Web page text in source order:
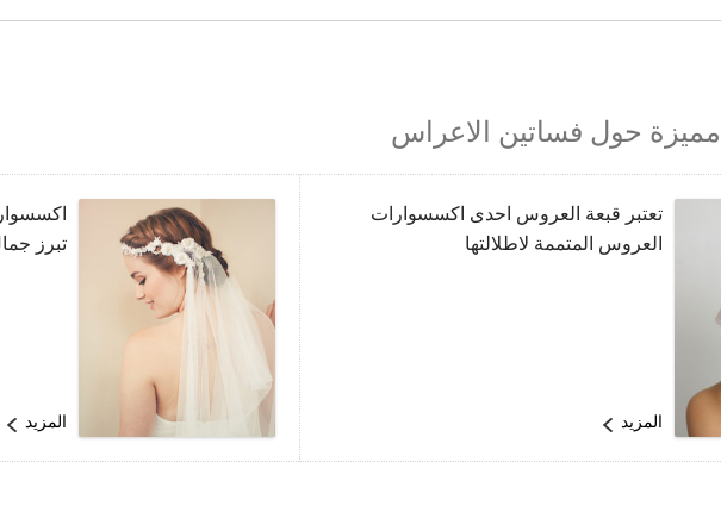
مميزة حول فساتين الاعراس
تعتبر قبعة العروس احدى اكسسوارات
العروس المتممة لاطلالتها
المزيد
تبرز
المزيد